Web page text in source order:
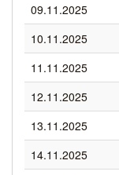
09.11.2025
10.11.2025
11.11.2025
12.11.2025
13.11.2025
14.11.2025